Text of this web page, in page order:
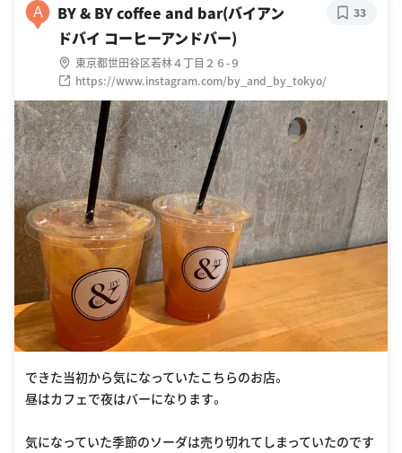
A
BY & BY coffee and bar(バイアン
ドバイ コーヒーアンドバー)
東京都世田谷区若林４丁目２６-９
https://www.instagram.com/by_and_by_tokyo/
33
できた当初から気になっていたこちらのお店。
昼はカフェで夜はバーになります。
気になっていた季節のソーダは売り切れてしまっていたのです